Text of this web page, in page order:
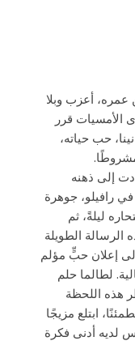
عمره، أعزب وبلا
الأمسيات قرر
حب حياته،
مشروطًا.
إلى ذهنه
رافيلو، جوهرة
ليلةً، ثم
الطويلة
إعلان حبٍّ مؤلم
لطالما حلم
هذه اللحظة
ابتلع مزيجًا
لديه أدنى فكرة